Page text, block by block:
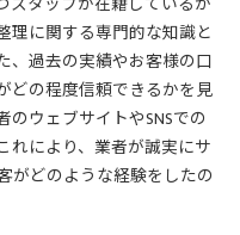
理に関する専門的な知識と
、過去の実績やお客様の口
どの程度信頼できるかを見
ウェブサイトやSNSでの
れにより、業者が誠実にサ
がどのような経験をしたの